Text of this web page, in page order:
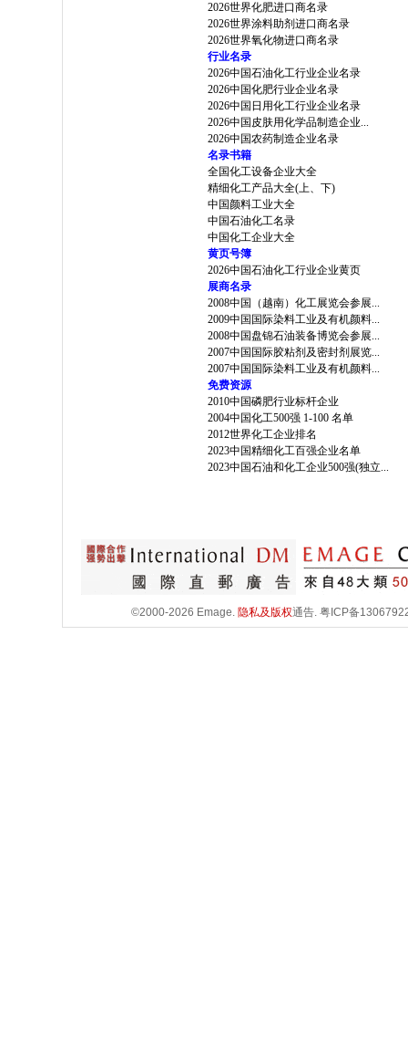
2026世界化肥进口商名录
2026世界涂料助剂进口商名录
2026世界氧化物进口商名录
行业名录
2026中国石油化工行业企业名录
2026中国化肥行业企业名录
2026中国日用化工行业企业名录
2026中国皮肤用化学品制造企业...
2026中国农药制造企业名录
名录书籍
全国化工设备企业大全
精细化工产品大全(上、下)
中国颜料工业大全
中国石油化工名录
中国化工企业大全
黄页号簿
2026中国石油化工行业企业黄页
展商名录
2008中国（越南）化工展览会参展...
2009中国国际染料工业及有机颜料...
2008中国盘锦石油装备博览会参展...
2007中国国际胶粘剂及密封剂展览...
2007中国国际染料工业及有机颜料...
免费资源
2010中国磷肥行业标杆企业
2004中国化工500强 1-100 名单
2012世界化工企业排名
2023中国精细化工百强企业名单
2023中国石油和化工企业500强(独立...
©2000-2026 Emage. 隐私及版权通告. 粤ICP备